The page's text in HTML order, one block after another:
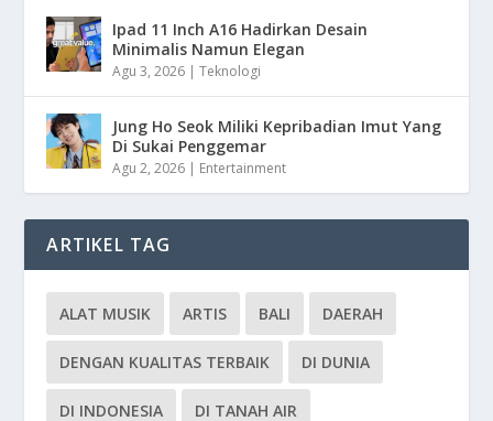
Ipad 11 Inch A16 Hadirkan Desain
Minimalis Namun Elegan
Agu 3, 2026 |Teknologi
Jung Ho Seok Miliki Kepribadian Imut Yang
Di Sukai Penggemar
Agu 2, 2026 | Entertainment
ARTIKEL TAG
ALAT MUSIK ARTIS BALI DAERAH
DENGAN KUALITAS TERBAIK DI DUNIA
DI INDONESIA DI TANAH AIR